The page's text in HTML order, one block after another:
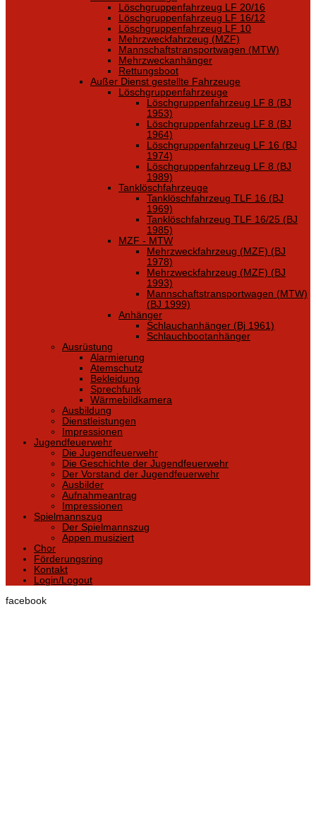
Löschgruppenfahrzeug LF 20/16
Löschgruppenfahrzeug LF 16/12
Löschgruppenfahrzeug LF 10
Mehrzweckfahrzeug (MZF)
Mannschaftstransportwagen (MTW)
Mehrzweckanhänger
Rettungsboot
Außer Dienst gestellte Fahrzeuge
Löschgruppenfahrzeuge
Löschgruppenfahrzeug LF 8 (BJ
1953)
Löschgruppenfahrzeug LF 8 (BJ
1964)
Löschgruppenfahrzeug LF 16 (BJ
1974)
Löschgruppenfahrzeug LF 8 (BJ
1989)
Tanklöschfahrzeuge
Tanklöschfahrzeug TLF 16 (BJ
1969)
Tanklöschfahrzeug TLF 16/25 (BJ
1985)
MZF - MTW
Mehrzweckfahrzeug (MZF) (BJ
1978)
Mehrzweckfahrzeug (MZF) (BJ
1993)
Mannschaftstransportwagen (MTW)
(BJ 1999)
Anhänger
Schlauchanhänger (Bj 1961)
Schlauchbootanhänger
Ausrüstung
Alarmierung
Atemschutz
Bekleidung
Sprechfunk
Wärmebildkamera
Ausbildung
Dienstleistungen
Impressionen
Jugendfeuerwehr
Die Jugendfeuerwehr
Die Geschichte der Jugendfeuerwehr
Der Vorstand der Jugendfeuerwehr
Ausbilder
Aufnahmeantrag
Impressionen
Spielmannszug
Der Spielmannszug
Appen musiziert
Chor
Förderungsring
Kontakt
Login/Logout
facebook